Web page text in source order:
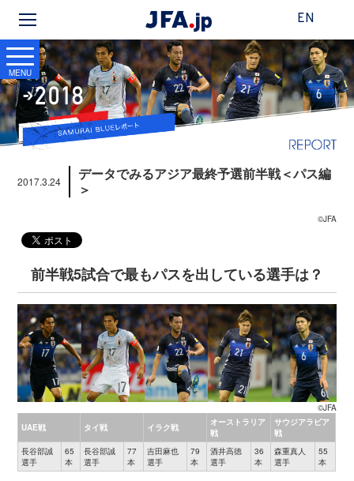
EN
MENU
2017.3.24
データでみるアジア最終予選前半戦＜パス編
＞
©JFA
前半戦5試合で最もパスを出している選手は？
©JFA
UAE戦
タイ戦 イラク戦
オーストラリア
戦
サウジアラビア
戦
長谷部誠
選手
65
本
長谷部誠
選手
77
本
吉田麻也
選手
79
本
酒井高徳
選手
36
本
森重真人
選手
55
本